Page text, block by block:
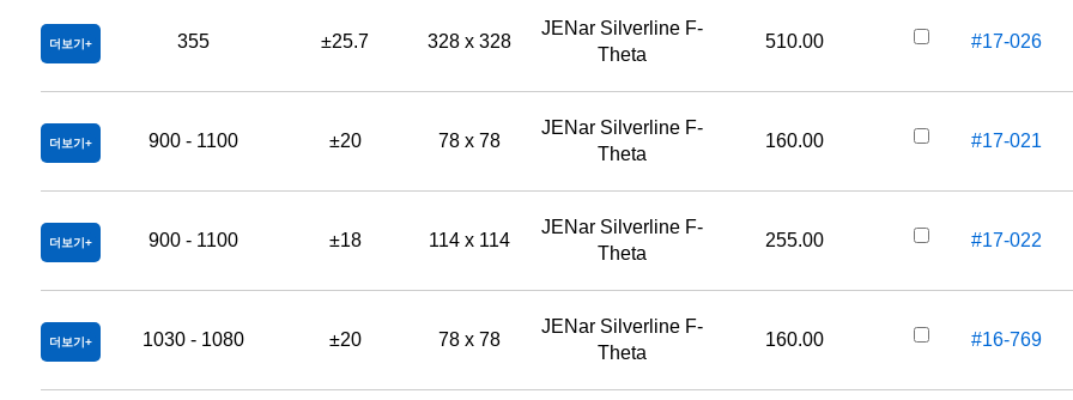
더보기 355 ±25.7 328 x 328
JENar Silverline F-
Theta
510.00 #17-026
더보기 900 - 1100 ±20 78 x 78
JENar Silverline F-
Theta
160.00 #17-021
더보기 900 - 1100 ±18 114 x 114
JENar Silverline F-
Theta
255.00 #17-022
더보기 1030 - 1080 ±20 78 x 78
JENar Silverline F-
Theta
160.00 #16-769